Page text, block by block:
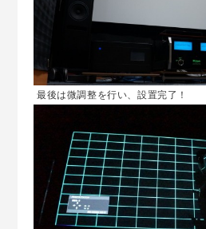
最後は微調整を行い、設置完了！